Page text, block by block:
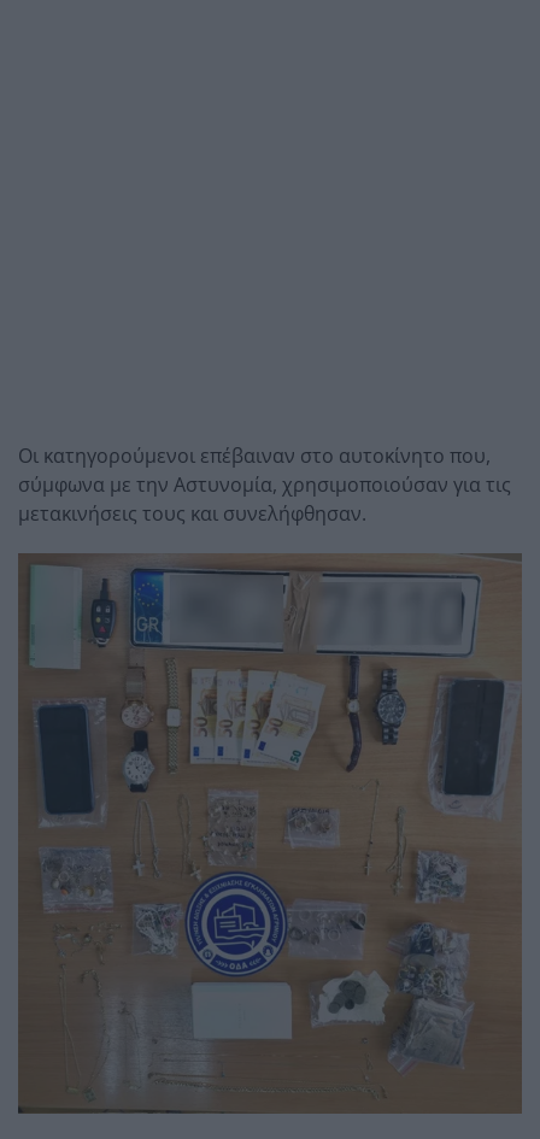
Οι κατηγορούμενοι επέβαιναν στο αυτοκίνητο που,
σύμφωνα με την Αστυνομία, χρησιμοποιούσαν για τις
μετακινήσεις τους και συνελήφθησαν.